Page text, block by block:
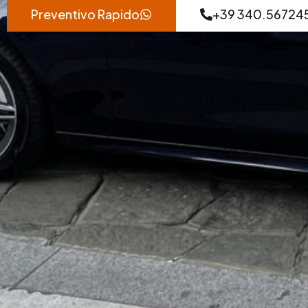
Preventivo Rapido +39